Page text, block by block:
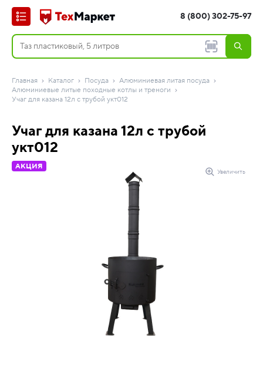
8 (800) 302-75-97
Главная Каталог Посуда
Алюминиевая литая посуда
Алюминиевые литые походные котлы и треноги
Учаг для казана 12л с трубой укт012
Учаг для казана 12л с трубой
укт012
АКЦИЯ
Увеличить